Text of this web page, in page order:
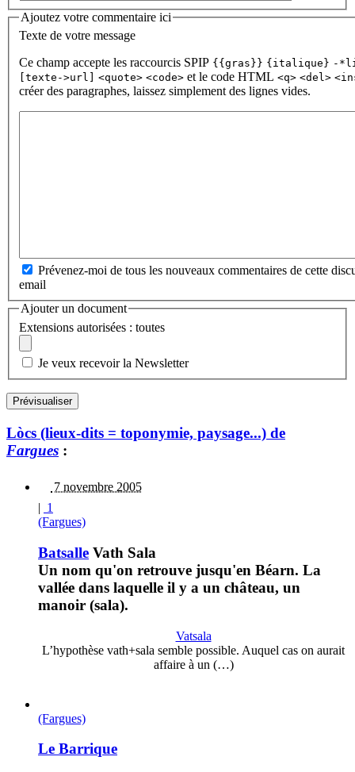
Ajoutez votre commentaire ici
Texte de votre message
Ce champ accepte les raccourcis SPIP {{gras}} {italique} -
[texte->url]
<quote> <code> et le code HTML <q> <del>
créer des paragraphes, laissez simplement des lignes vides.
Prévenez-moi de tous les nouveaux commentaires de cette
email
Ajouter un document
Extensions autorisées : toutes
Je veux recevoir la Newsletter
Lòcs (lieux-dits = toponymie, paysage...) de
Fargues :
7 novembre 2005
| 1
(Fargues)
Batsalle Vath Sala
Un nom qu'on retrouve jusqu'en Béarn. La
vallée dans laquelle il y a un château, un
manoir (sala).
Vatsala
L’hypothèse vath+sala semble possible. Auquel cas on aurait
affaire à un (…)
(Fargues)
Le Barrique